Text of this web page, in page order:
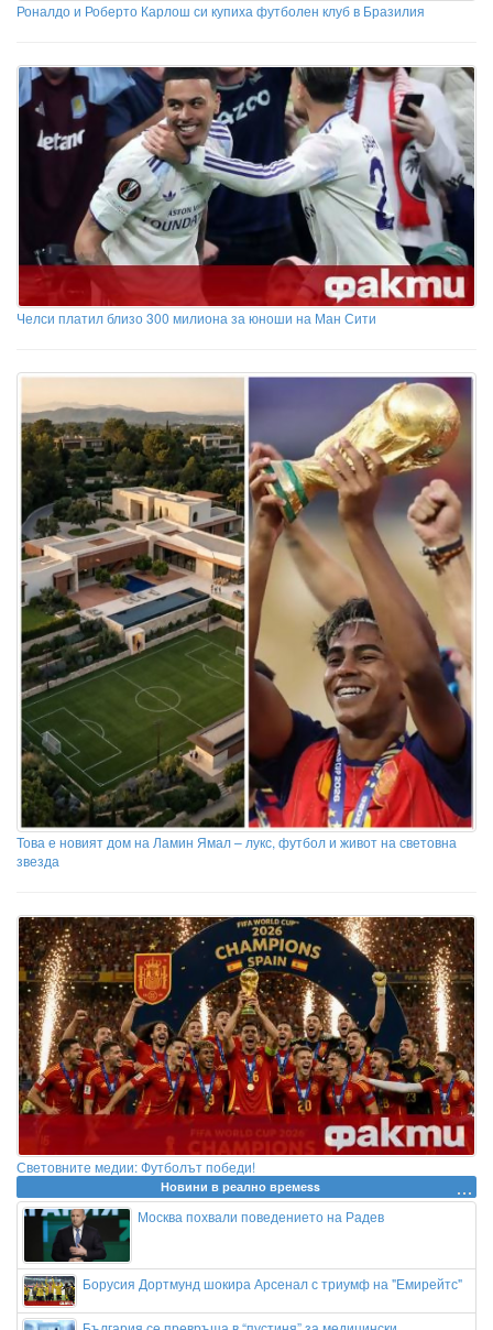
Роналдо и Роберто Карлош си купиха футболен клуб в Бразилия
Челси платил близо 300 милиона за юноши на Ман Сити
Това е новият дом на Ламин Ямал – лукс, футбол и живот на световна
звезда
Световните медии: Футболът победи!
Новини в реално времеss
Москва похвали поведението на Радев
Борусия Дортмунд шокира Арсенал с триумф на "Емирейтс"